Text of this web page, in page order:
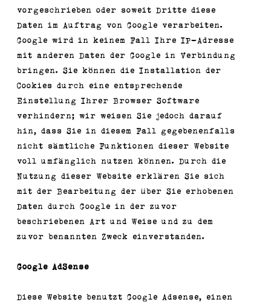
vorgeschrieben oder soweit Dritte diese
Daten im Auftrag von Google verarbeiten.
Google wird in keinem Fall Ihre IP-Adresse
mit anderen Daten der Google in Verbindung
bringen. Sie können die Installation der
Cookies durch eine entsprechende
Einstellung Ihrer Browser Software
verhindern; wir weisen Sie jedoch darauf
hin, dass Sie in diesem Fall gegebenenfalls
nicht sämtliche Funktionen dieser Website
voll umfänglich nutzen können. Durch die
Nutzung dieser Website erklären Sie sich
mit der Bearbeitung der über Sie erhobenen
Daten durch Google in der zuvor
beschriebenen Art und Weise und zu dem
zuvor benannten Zweck einverstanden.
Google AdSense
Diese Website benutzt Google Adsense, einen